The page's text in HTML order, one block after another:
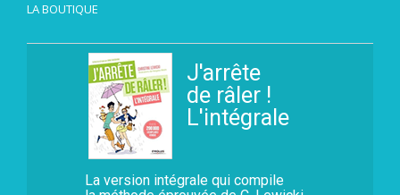
LA BOUTIQUE
La version intégrale qui compile
J'arrête
de râler !
L'intégrale